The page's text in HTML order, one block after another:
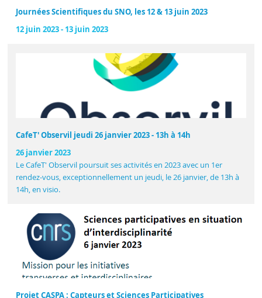
Journées Scientifiques du SNO, les 12 & 13 juin 2023
12 juin 2023- 13 juin 2023
CafeT' Observil jeudi 26 janvier 2023 - 13h à 14h
26 janvier 2023
Le CafeT' Observil poursuit ses activités en 2023 avec un 1er
rendez-vous, exceptionnellement un jeudi, le 26 janvier, de 13h à
14h, en visio.
Projet CASPA : Capteurs et Sciences Participatives